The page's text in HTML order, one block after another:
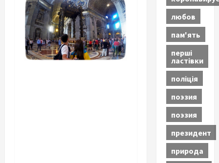
любов
пам'ять
перші
ластівки
поліція
поэзия
поэзия
президент
природа